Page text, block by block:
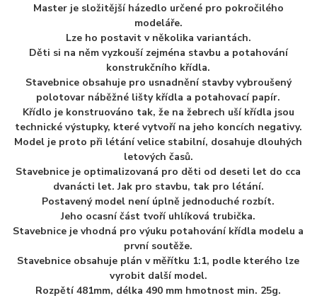
Master je složitější házedlo určené pro pokročilého
modeláře.
Lze ho postavit v několika variantách.
Děti si na něm vyzkouší zejména stavbu a potahování
konstrukčního křídla.
Stavebnice obsahuje pro usnadnění stavby vybroušený
polotovar náběžné lišty křídla a potahovací papír.
Křídlo je konstruováno tak, že na žebrech uší křídla jsou
technické výstupky, které vytvoří na jeho koncích negativy.
Model je proto při létání velice stabilní, dosahuje dlouhých
letových časů.
Stavebnice je optimalizovaná pro děti od deseti let do cca
dvanácti let.Jak pro stavbu, tak pro létání.
Postavený model není úplně jednoduché rozbít.
Jeho ocasní část tvoří uhlíková trubička.
Stavebnice je vhodná pro výuku potahování křídla modelu a
první soutěže.
Stavebnice obsahuje plán v měřítku 1:1, podle kterého lze
vyrobit další model.
Rozpětí 481mm, délka 490 mm hmotnost min. 25g.